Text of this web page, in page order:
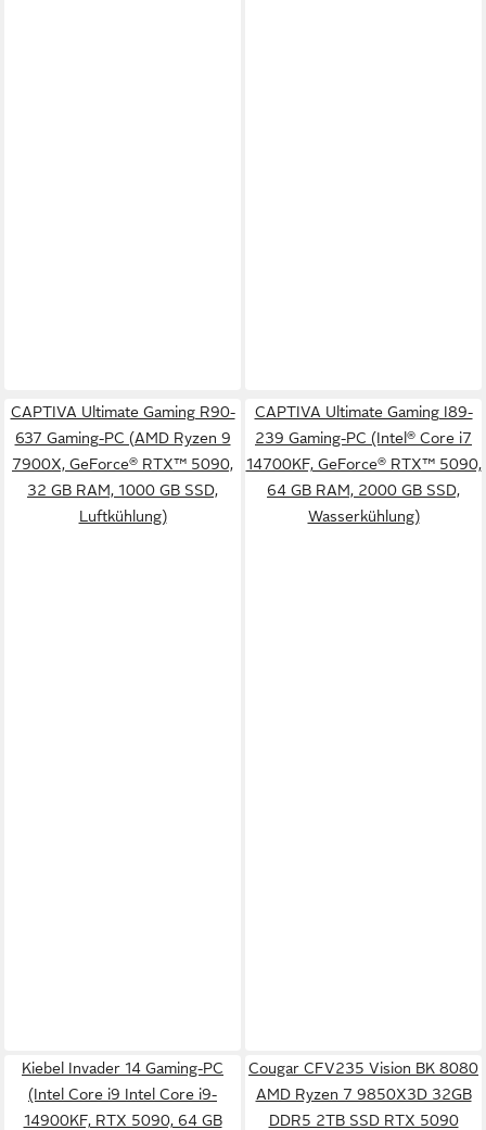
CAPTIVA Ultimate Gaming R90-
637 Gaming-PC (AMD Ryzen 9
7900X, GeForce® RTX™ 5090,
32 GB RAM, 1000 GB SSD,
Luftkühlung)
CAPTIVA Ultimate Gaming I89-
239 Gaming-PC (Intel® Core i7
14700KF, GeForce® RTX™ 5090,
64 GB RAM, 2000 GB SSD,
Wasserkühlung)
Kiebel Invader 14 Gaming-PC
(Intel Core i9 Intel Core i9-
14900KF, RTX 5090, 64 GB
Cougar CFV235 Vision BK 8080
AMD Ryzen 7 9850X3D 32GB
DDR5 2TB SSD RTX 5090